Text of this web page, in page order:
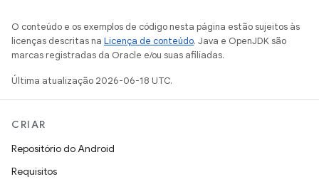
O conteúdo e os exemplos de código nesta página estão sujeitos às
licenças descritas na Licença de conteúdo. Java e OpenJDK são
marcas registradas da Oracle e/ou suas afiliadas.
Última atualização 2026-06-18 UTC.
CRIAR
Repositório do Android
Requisitos